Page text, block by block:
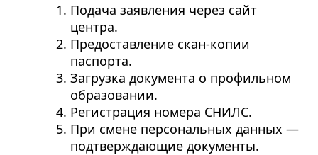
Подача заявления через сайт
центра.
Предоставление скан-копии
паспорта.
Загрузка документа о профильном
образовании.
Регистрация номера СНИЛС.
При смене персональных данных —
подтверждающие документы.